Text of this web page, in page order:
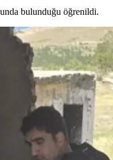
bulunduğu öğrenildi.